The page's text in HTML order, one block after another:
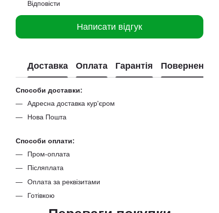
Відповісти
Написати відгук
Доставка Оплата Гарантія Повернення
Способи доставки:
Адресна доставка кур'єром
Нова Пошта
Способи оплати:
Пром-оплата
Післяплата
Оплата за реквізитами
Готівкою